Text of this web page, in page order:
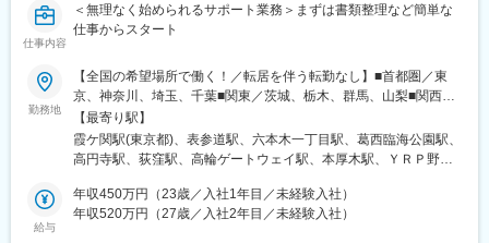
仕事内容
＜無理なく始められるサポート業務＞まずは書類整理など簡単な
仕事からスタート
勤務地
【全国の希望場所で働く！／転居を伴う転勤なし】■首都圏／東
京、神奈川、埼玉、千葉■関東／茨城、栃木、群馬、山梨■関西／
大阪、兵庫、京都、奈良、和歌山、滋賀■中部／愛知、岐阜、三
重、静岡■北信越／新潟、富山、石川、福井、長野■北海道・東北
／北海道、青森、秋田、岩手、宮城、福島、山形■中四国／鳥取、
佐賀、長崎、大分、熊本、宮崎、鹿児島、沖縄【事業所住所】■東
京本社／東京都千代田区二番町3番地5麹町三葉ビル3階■キャリア
【最寄り駅】
霞ケ関駅(東京都)、表参道駅、六本木一丁目駅、葛西臨海公園駅、
高円寺駅、荻窪駅、高輪ゲートウェイ駅、本厚木駅、ＹＲＰ野比
谷保駅、テレコムセンター駅、飛田給駅、高松駅(東京都)、昭和島
駅、拝島駅、北赤羽駅、柴崎体育館駅、西馬込駅、内幸町駅、東
給与
年収450万円（23歳／入社1年目／未経験入社）
年収520万円（27歳／入社2年目／未経験入社）